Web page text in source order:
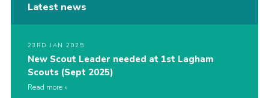
Latest news
23RD JAN 2025
New Scout Leader needed at 1st Lagham
Scouts (Sept 2025)
Read more